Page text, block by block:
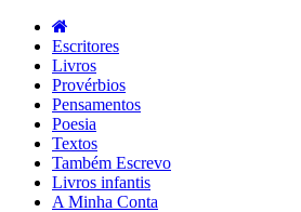
Escritores
Livros
Provérbios
Pensamentos
Poesia
Textos
Também Escrevo
Livros infantis
A Minha Conta